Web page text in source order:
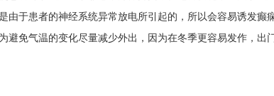
由于患者的神经系统异常放电所引起的，所以会容易诱发癫
避免气温的变化尽量减少外出，因为在冬季更容易发作，出